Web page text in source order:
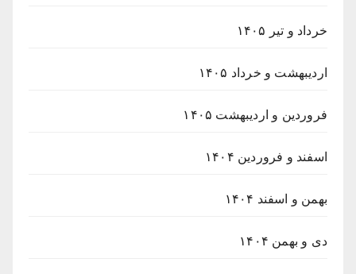
خرداد و تیر ۱۴۰۵
اردیبهشت و خرداد ۱۴۰۵
فروردین و اردیبهشت ۱۴۰۵
اسفند و فروردین ۱۴۰۴
بهمن و اسفند ۱۴۰۴
دی و بهمن ۱۴۰۴